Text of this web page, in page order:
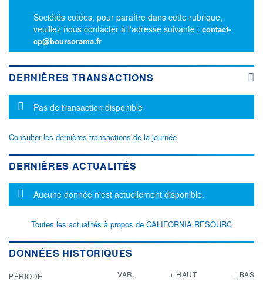
Sociétés cotées, pour paraître dans cette rubrique,
veuillez nous contacter à l'adresse suivante : contact-
cp@boursorama.fr
DERNIÈRES TRANSACTIONS
Message d'information
Pas de transaction disponible
Consulter les dernières transactions de la journée
DERNIÈRES ACTUALITÉS
Message d'information
Aucune donnée n'est actuellement disponible.
Toutes les actualités à propos de CALIFORNIA RESOURC
DONNÉES HISTORIQUES
PÉRIODE VAR. + HAUT + BAS